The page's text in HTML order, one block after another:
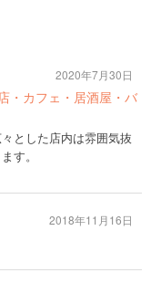
・カフェ・居酒屋・バ
とした店内は雰囲気抜
す。
2020年7月30日
2018年11月16日